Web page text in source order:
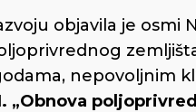
objavila je osmi
nepovoljnim
„Obnova